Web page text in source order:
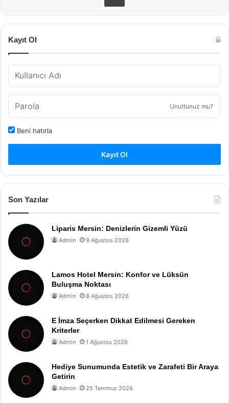
Kayıt Ol
Unuttunuz mu?
Beni hatırla
Kayıt Ol
Son Yazılar
Liparis Mersin: Denizlerin Gizemli Yüzü
Admin 9 Ağustos 2026
Lamos Hotel Mersin: Konfor ve Lüksün
Buluşma Noktası
Admin 8 Ağustos 2026
E İmza Seçerken Dikkat Edilmesi Gereken
Kriterler
Admin 1 Ağustos 2026
Hediye Sunumunda Estetik ve Zarafeti Bir Araya
Getirin
Admin 25 Temmuz 2026